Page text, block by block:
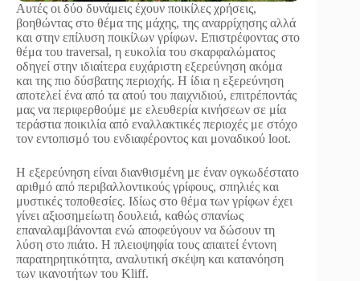
Αυτές οι δύο δυνάμεις έχουν ποικίλες χρήσεις,
βοηθώντας στο θέμα της μάχης, της αναρρίχησης αλλά
και στην επίλυση ποικίλων γρίφων. Επιστρέφοντας στο
θέμα του traversal, η ευκολία του σκαρφαλώματος
οδηγεί στην ιδιαίτερα ευχάριστη εξερεύνηση ακόμα
και της πιο δύσβατης περιοχής. Η ίδια η εξερεύνηση
αποτελεί ένα από τα ατού του παιχνιδιού, επιτρέποντάς
μας να περιφερθούμε με ελευθερία κινήσεων σε μία
τεράστια ποικιλία από εναλλακτικές περιοχές με στόχο
τον εντοπισμό του ενδιαφέροντος και μοναδικού loot.
Η εξερεύνηση είναι διανθισμένη με έναν ογκωδέστατο
αριθμό από περιβαλλοντικούς γρίφους, σπηλιές και
μυστικές τοποθεσίες. Ιδίως στο θέμα των γρίφων έχει
γίνει αξιοσημείωτη δουλειά, καθώς σπανίως
επαναλαμβάνονται ενώ αποφεύγουν να δώσουν τη
λύση στο πιάτο. Η πλειοψηφία τους απαιτεί έντονη
παρατηρητικότητα, αναλυτική σκέψη και κατανόηση
των ικανοτήτων του Kliff.